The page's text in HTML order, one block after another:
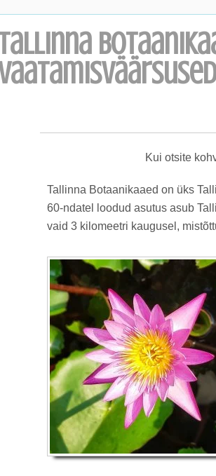
Kui otsite
Tallinna Botaanikaaed on üks
60-ndatel loodud asutus asub
vaid 3 kilomeetri kaugusel,